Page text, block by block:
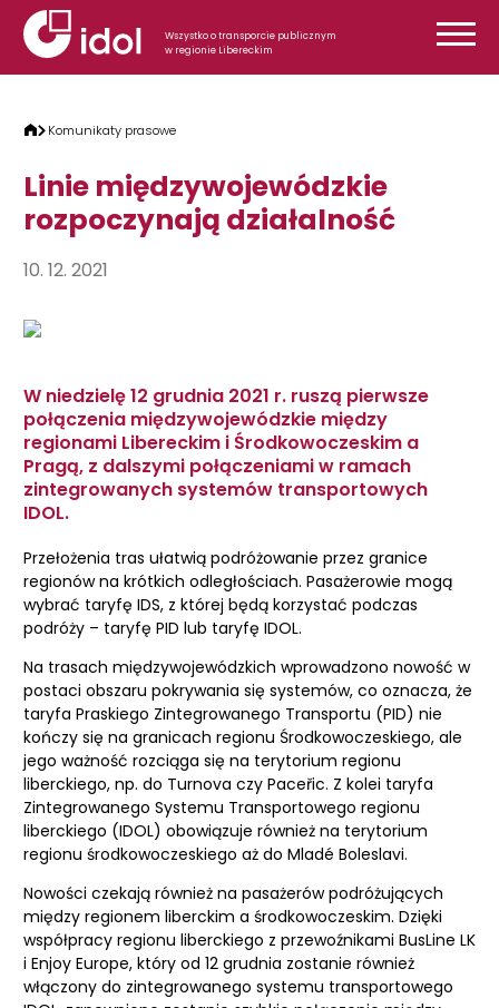
Przejdź do treści
Wszystko o transporcie publicznym
w regionie Libereckim
Komunikaty prasowe
Linie międzywojewódzkie
rozpoczynają działalność
10. 12. 2021
W niedzielę 12 grudnia 2021 r. ruszą pierwsze
połączenia międzywojewódzkie między
regionami Libereckim i Środkowoczeskim a
Pragą, z dalszymi połączeniami w ramach
zintegrowanych systemów transportowych
IDOL.
Przełożenia tras ułatwią podróżowanie przez granice
regionów na krótkich odległościach. Pasażerowie mogą
wybrać taryfę IDS, z której będą korzystać podczas
podróży – taryfę PID lub taryfę IDOL.
Na trasach międzywojewódzkich wprowadzono nowość w
postaci obszaru pokrywania się systemów, co oznacza, że
taryfa Praskiego Zintegrowanego Transportu (PID) nie
kończy się na granicach regionu Środkowoczeskiego, ale
jego ważność rozciąga się na terytorium regionu
liberckiego, np. do Turnova czy Paceřic. Z kolei taryfa
Zintegrowanego Systemu Transportowego regionu
liberckiego (IDOL) obowiązuje również na terytorium
regionu środkowoczeskiego aż do Mladé Boleslavi.
Nowości czekają również na pasażerów podróżujących
między regionem liberckim a środkowoczeskim. Dzięki
współpracy regionu liberckiego z przewoźnikami BusLine LK
i Enjoy Europe, który od 12 grudnia zostanie również
włączony do zintegrowanego systemu transportowego